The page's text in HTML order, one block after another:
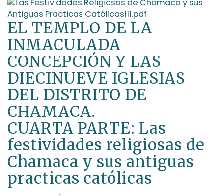
EL TEMPLO DE LA
INMACULADA
CONCEPCIÓN Y LAS
DIECINUEVE IGLESIAS
DEL DISTRITO DE
CHAMACA.
CUARTA PARTE: Las
festividades religiosas de
Chamaca y sus antiguas
practicas católicas